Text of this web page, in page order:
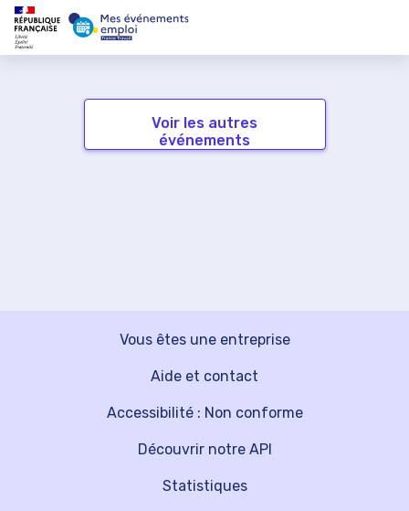
Voir les autres
événements
Vous êtes une entreprise
Découvrir notre API
Aide et contact
Statistiques
Accessibilité : Non conforme